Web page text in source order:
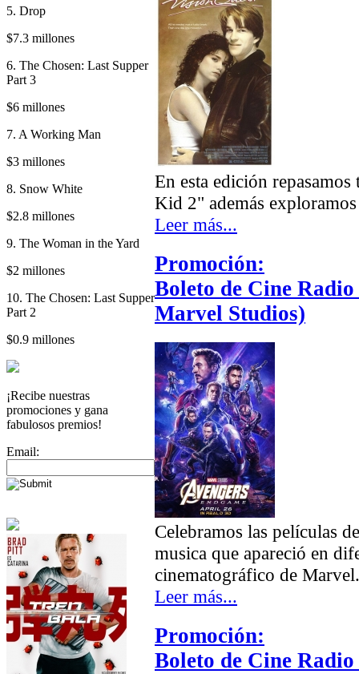
5. Drop
$7.3 millones
6. The Chosen: Last Supper
Part 3
$6 millones
7. A Working Man
$3 millones
8. Snow White
$2.8 millones
9. The Woman in the Yard
$2 millones
10. The Chosen: Last Supper
Part 2
$0.9 millones
¡Recibe nuestras
promociones y gana
fabulosos premios!
Email:
En esta edición
Kid 2" además
Leer más...
Promoción:
Boleto de Cine
Marvel Studios)
Celebramos las películas
musica que apareció en
cinematográfico de Marvel.
Leer más...
Promoción:
Boleto de Cine Radio